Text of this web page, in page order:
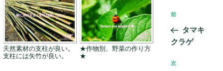
天然素材の支柱が良い。
支柱には矢竹が良い。
★作物別、野菜の作り方
★
投
稿
ナ
ビ
前
の
投
前
タマキ
クラゲ
次
次